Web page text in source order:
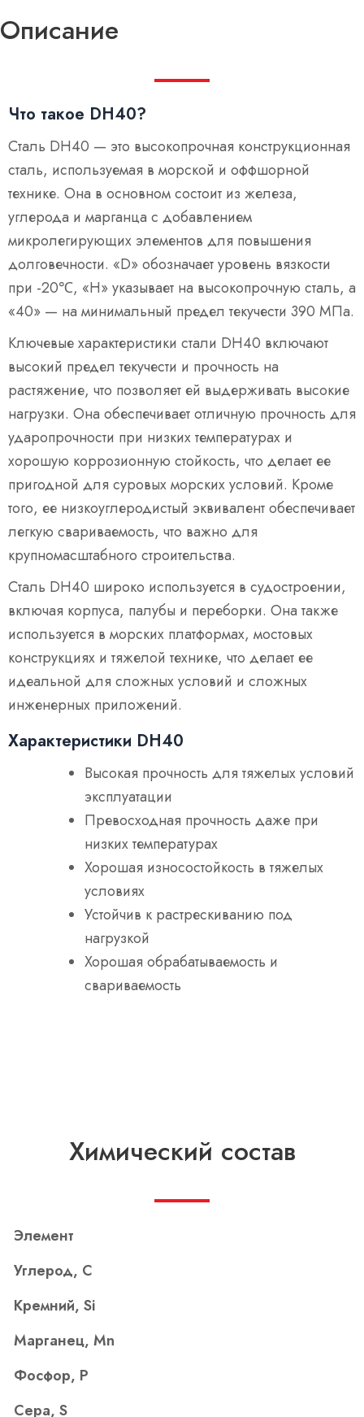
Описание
Что такое DH40?
Сталь DH40 — это высокопрочная конструкционная
сталь, используемая в морской и оффшорной
технике. Она в основном состоит из железа,
углерода и марганца с добавлением
микролегирующих элементов для повышения
долговечности. «D» обозначает уровень вязкости
при -20℃, «H» указывает на высокопрочную сталь, а
«40» — на минимальный предел текучести 390 МПа.
Ключевые характеристики стали DH40 включают
высокий предел текучести и прочность на
растяжение, что позволяет ей выдерживать высокие
нагрузки. Она обеспечивает отличную прочность для
ударопрочности при низких температурах и
хорошую коррозионную стойкость, что делает ее
пригодной для суровых морских условий. Кроме
того, ее низкоуглеродистый эквивалент обеспечивает
легкую свариваемость, что важно для
крупномасштабного строительства.
Сталь DH40 широко используется в судостроении,
включая корпуса, палубы и переборки. Она также
используется в морских платформах, мостовых
конструкциях и тяжелой технике, что делает ее
идеальной для сложных условий и сложных
инженерных приложений.
Характеристики DH40
Высокая прочность для тяжелых условий
эксплуатации
Превосходная прочность даже при
низких температурах
Хорошая износостойкость в тяжелых
условиях
Устойчив к растрескиванию под
нагрузкой
Хорошая обрабатываемость и
свариваемость
Химический состав
Элемент
Углерод, С
Кремний, Si
Марганец, Mn
Фосфор, P
Сера, S